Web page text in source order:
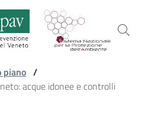
piano /
acque idonee e controlli